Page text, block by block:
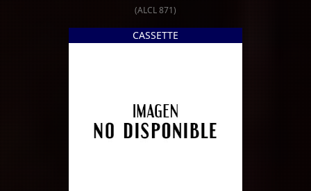
(ALCL 871)
CASSETTE